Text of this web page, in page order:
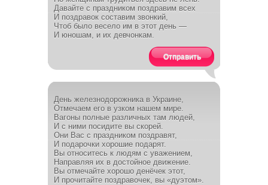
Давайте с праздником поздравим всех
И поздравок составим звонкий,
Чтоб было весело им в этот день —
И юношам, и их девчонкам.
Отправить
День железнодорожника в Украине,
Отмечаем его в узком нашем мире.
Вагоны полные различных там людей,
И с ними посидите вы скорей.
Они Вас с праздником поздравят,
И подарочки хорошие подарят.
Вы относитесь к людям с уважением,
Направляя их в достойное движение.
Вы отмечайте хорошо денёчек этот,
И прочитайте поздравочек, вы «дуэтом».